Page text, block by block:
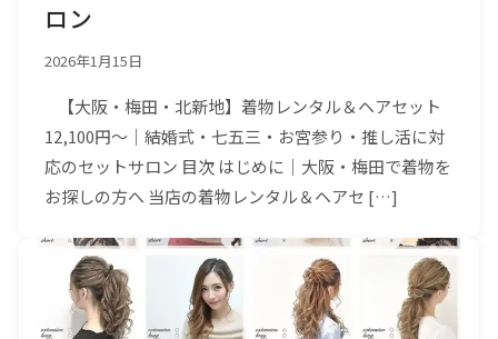
ロン
2026年1月15日
【大阪・梅田・北新地】着物レンタル＆ヘアセット
12,100円〜｜結婚式・七五三・お宮参り・推し活に対
応のセットサロン 目次 はじめに｜大阪・梅田で着物を
お探しの方へ 当店の着物レンタル＆ヘアセ […]